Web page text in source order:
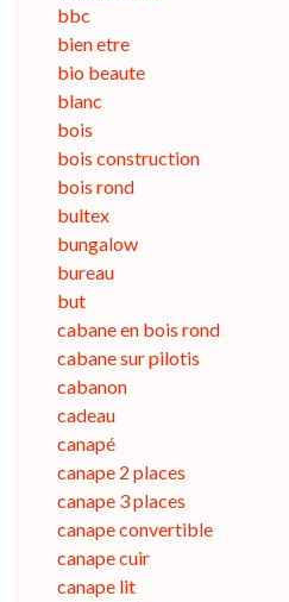
bbc
bien etre
bio beaute
blanc
bois
bois construction
bois rond
bultex
bungalow
bureau
but
cabane en bois rond
cabane sur pilotis
cabanon
cadeau
canapé
canape 2 places
canape 3 places
canape convertible
canape cuir
canape lit